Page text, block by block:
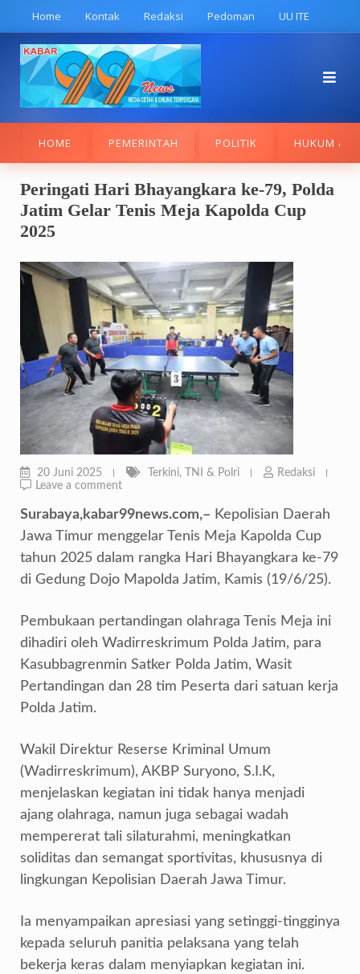
content
Home Kontak Redaksi Pedoman UU ITE
HOME PEMERINTAH POLITIK HUKUM &
Peringati Hari Bhayangkara ke-79, Polda
Jatim Gelar Tenis Meja Kapolda Cup
2025
20 Juni 2025 Terkini, TNI & Polri
Redaksi
Leave a comment
Surabaya,kabar99news.com,– Kepolisian Daerah
Jawa Timur menggelar Tenis Meja Kapolda Cup
tahun 2025 dalam rangka Hari Bhayangkara ke-79
di Gedung Dojo Mapolda Jatim, Kamis (19/6/25).
Pembukaan pertandingan olahraga Tenis Meja ini
dihadiri oleh Wadirreskrimum Polda Jatim, para
Kasubbagrenmin Satker Polda Jatim, Wasit
Pertandingan dan 28 tim Peserta dari satuan kerja
Polda Jatim.
Wakil Direktur Reserse Kriminal Umum
(Wadirreskrimum), AKBP Suryono, S.I.K,
menjelaskan kegiatan ini tidak hanya menjadi
ajang olahraga, namun juga sebagai wadah
mempererat tali silaturahmi, meningkatkan
soliditas dan semangat sportivitas, khususnya di
lingkungan Kepolisian Daerah Jawa Timur.
Ia menyampaikan apresiasi yang setinggi-tingginya
kepada seluruh panitia pelaksana yang telah
bekerja keras dalam menyiapkan kegiatan ini.